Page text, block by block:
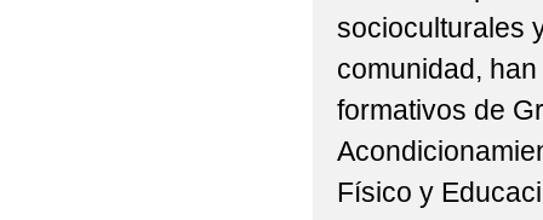
socioculturales
comunidad,
formativos de
Físico y